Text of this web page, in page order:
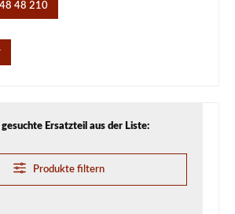
48 48 210
gesuchte Ersatzteil aus der Liste:
Produkte filtern